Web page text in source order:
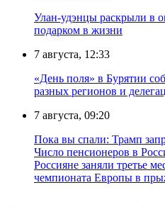
Улан-удэнцы раскрыли в
подарком в жизни
7 августа, 12:33
«День поля» в Бурятии
разных регионов и
7 августа, 09:20
Пока вы спали: Трамп
Число пенсионеров в
Россияне заняли третье
чемпионата Европы в